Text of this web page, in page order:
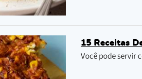
15 Receitas
Você pode servir